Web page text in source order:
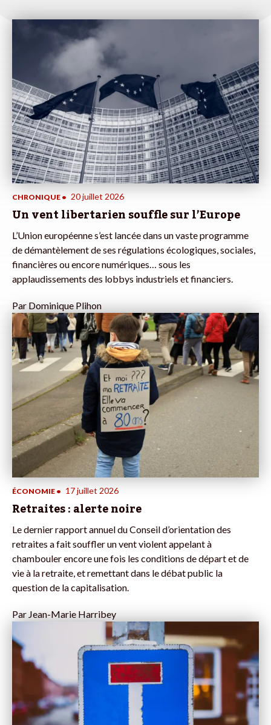
CHRONIQUE • 20 juillet 2026
Un vent libertarien souffle sur l’Europe
L’Union européenne s’est lancée dans un vaste programme
de démantèlement de ses régulations écologiques, sociales,
financières ou encore numériques… sous les
applaudissements des lobbys industriels et financiers.
Par Dominique Plihon
ÉCONOMIE • 17 juillet 2026
Retraites : alerte noire
Le dernier rapport annuel du Conseil d’orientation des
retraites a fait souffler un vent violent appelant à
chambouler encore une fois les conditions de départ et de
vie à la retraite, et remettant dans le débat public la
question de la capitalisation.
Par Jean-Marie Harribey